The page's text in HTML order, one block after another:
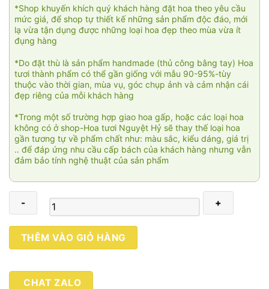
*Shop khuyến khích quý khách hàng đặt hoa theo yêu cầu
mức giá, để shop tự thiết kế những sản phẩm độc đáo, mới
lạ vừa tận dụng được những loại hoa đẹp theo mùa vừa ít
đụng hàng
*Do đặt thù là sản phẩm handmade (thủ công bằng tay) Hoa
tươi thành phẩm có thể gần giống với mẫu 90-95%-tùy
thuộc vào thời gian, mùa vụ, góc chụp ảnh và cảm nhận cái
đẹp riêng của mỗi khách hàng
*Trong một số trường hợp giao hoa gấp, hoặc các loại hoa
không có ở shop-Hoa tươi Nguyệt Hỷ sẽ thay thế loại hoa
gần tương tự về phẩm chất như: màu sắc, kiểu dáng, giá trị
.. để đáp ứng nhu cầu cấp bách của khách hàng nhưng vẫn
đảm bảo tính nghệ thuật của sản phẩm
Niềm
tin
lượng
THÊM VÀO GIỎ HÀNG
CHAT ZALO